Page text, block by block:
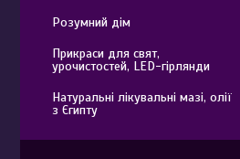
Розумний дім
Прикраси для свят,
урочистостей, LED-гірлянди
Натуральні лікувальні мазі, олії
з Єгипту